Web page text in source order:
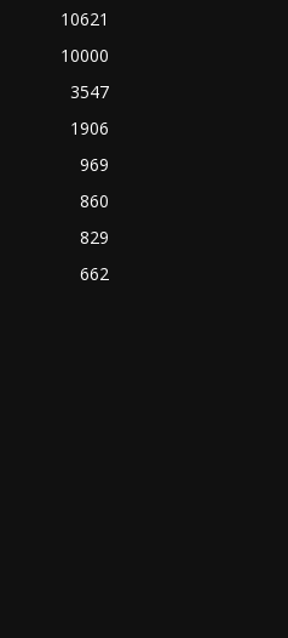
10621
10000
3547
1906
969
860
829
662